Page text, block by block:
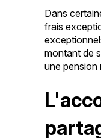
Dans
frais
montant de
une pension